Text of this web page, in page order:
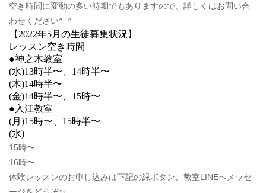
空き時間に変動の多い時期でもありますので、詳しくはお問い合
わせください^_^
【2022年5月の生徒募集状況】
レッスン空き時間
●神之木教室
(水)13時半〜、14時半〜
(木)14時半〜
(金)14時半〜、15時〜
●入江教室
(月)15時〜、15時半〜
(水)
15時〜
16時〜
体験レッスンのお申し込みは下記の緑ボタン、教室LINEへメッセ